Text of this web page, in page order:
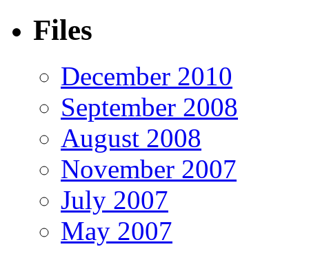
Files
December 2010
September 2008
August 2008
November 2007
July 2007
May 2007